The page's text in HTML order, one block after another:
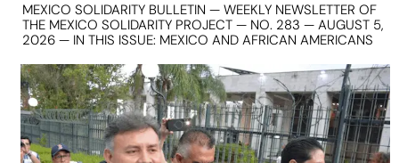
MEXICO SOLIDARITY BULLETIN — WEEKLY NEWSLETTER OF
THE MEXICO SOLIDARITY PROJECT — NO. 283 — AUGUST 5,
2026 — IN THIS ISSUE: MEXICO AND AFRICAN AMERICANS